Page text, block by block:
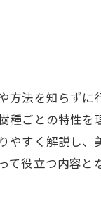
法を知らず
ごとの特性
やすく解説し
役立つ内容